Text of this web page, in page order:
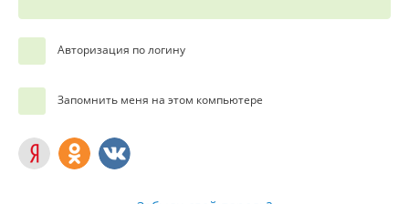
Авторизация по логину
Запомнить меня на этом компьютере